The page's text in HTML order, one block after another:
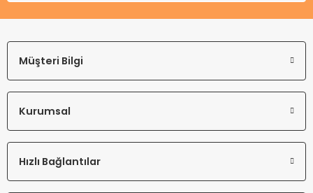
Müşteri Bilgi
Kurumsal
Hızlı Bağlantılar